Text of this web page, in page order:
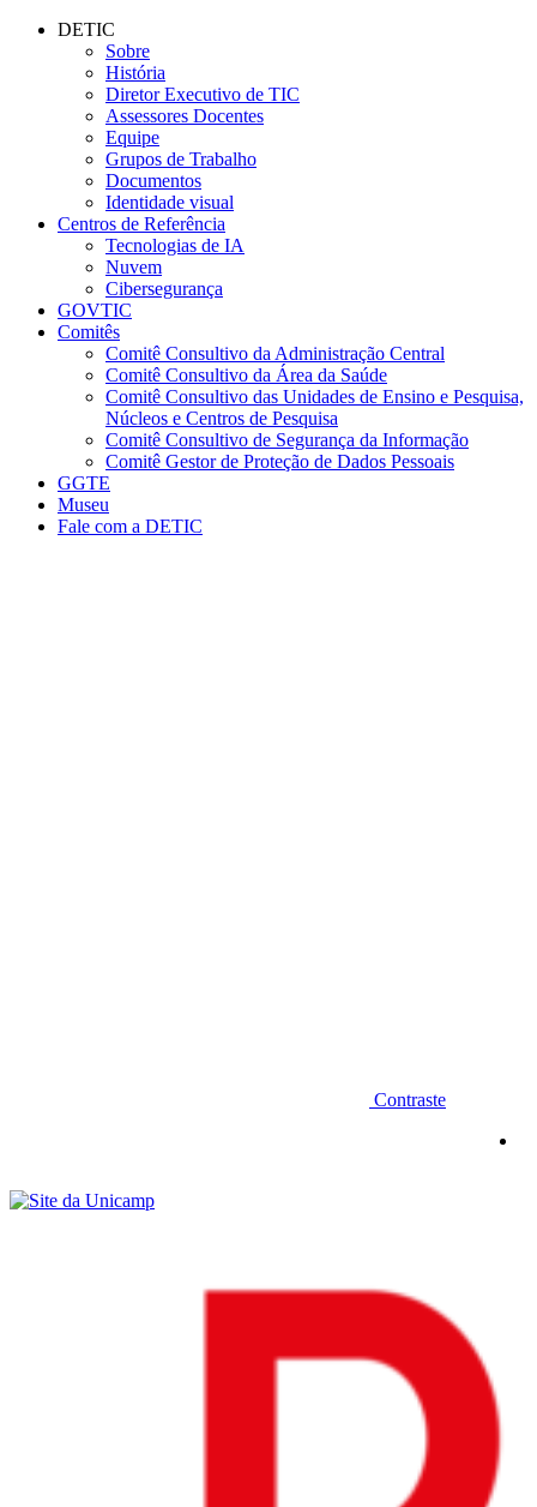
Conteúdo principal
DETIC
Sobre
História
Diretor Executivo de TIC
Assessores Docentes
Equipe
Grupos de Trabalho
Documentos
Identidade visual
Centros de Referência
Tecnologias de IA
Nuvem
Cibersegurança
GOVTIC
Comitês
Comitê Consultivo da Administração Central
Comitê Consultivo da Área da Saúde
Comitê Consultivo das Unidades de Ensino e Pesquisa,
Núcleos e Centros de Pesquisa
Comitê Consultivo de Segurança da Informação
Comitê Gestor de Proteção de Dados Pessoais
GGTE
Museu
Fale com a DETIC
Contraste